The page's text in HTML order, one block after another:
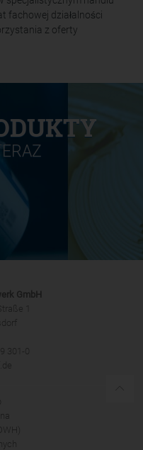
fachowej działalności
z oferty
GmbH
1
301-0